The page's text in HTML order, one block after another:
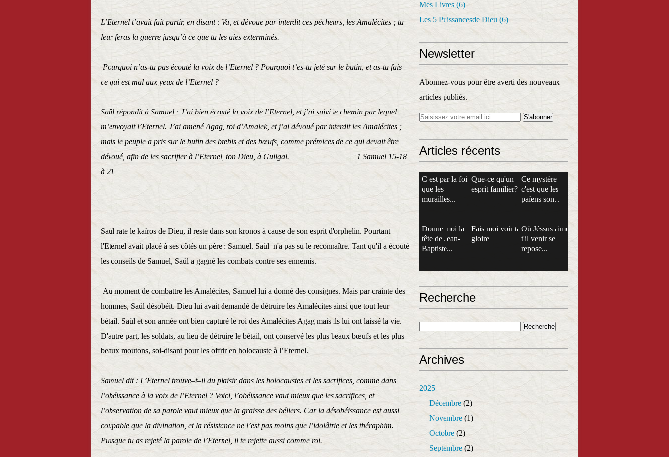
L’Eternel t’avait fait partir, en disant : Va, et dévoue par interdit ces pécheurs, les Amalécites ; tu
leur feras la guerre jusqu’à ce que tu les aies exterminés.
Pourquoi n’as-tu pas écouté la voix de l’Eternel ? Pourquoi t’es-tu jeté sur le butin, et as-tu fais
ce qui est mal aux yeux de l’Eternel ?
Saül répondit à Samuel : J’ai bien écouté la voix de l’Eternel, et j’ai suivi le chemin par lequel
m’envoyait l’Eternel. J’ai amené Agag, roi d’Amalek, et j’ai dévoué par interdit les Amalécites ;
mais le peuple a pris sur le butin des brebis et des bœufs, comme prémices de ce qui devait être
dévoué, afin de les sacrifier à l’Eternel, ton Dieu, à Guilgal. 1 Samuel 15-18
à 21
Saül rate le kaïros de Dieu, il reste dans son kronos à cause de son esprit d'orphelin. Pourtant
l'Eternel avait placé à ses côtés un père : Samuel. Saül n'a pas su le reconnaître. Tant qu'il a écouté
les conseils de Samuel, Saül a gagné les combats contre ses ennemis.
Au moment de combattre les Amalécites, Samuel lui a donné des consignes. Mais par crainte des
hommes, Saül désobéit. Dieu lui avait demandé de détruire les Amalécites ainsi que tout leur
bétail. Saül et son armée ont bien capturé le roi des Amalécites Agag mais ils lui ont laissé la vie.
D'autre part, les soldats, au lieu de détruire le bétail, ont conservé les plus beaux bœufs et les plus
beaux moutons, soi-disant pour les offrir en holocauste à l’Eternel.
Samuel dit : L’Eternel trouve–t–il du plaisir dans les holocaustes et les sacrifices, comme dans
l’obéissance à la voix de l’Eternel ? Voici, l’obéissance vaut mieux que les sacrifices, et
l’observation de sa parole vaut mieux que la graisse des béliers. Car la désobéissance est aussi
coupable que la divination, et la résistance ne l’est pas moins que l’idolâtrie et les théraphim.
Puisque tu as rejeté la parole de l’Eternel, il te rejette aussi comme roi.
Mes Livres (6)
Les 5 Puissancesde Dieu (6)
Newsletter
Abonnez-vous pour être averti des nouveaux
articles publiés.
Articles récents
C est par la foi
que les
murailles...
Que-ce qu'un
esprit familier?
Ce mystère
c'est que les
païens son...
Donne moi la
tête de Jean-
Baptiste...
Fais moi voir ta
gloire
Où Jéssus aime
t'il venir se
repose...
Recherche
Archives
2025
Décembre (2)
Novembre (1)
Octobre (2)
Septembre (2)